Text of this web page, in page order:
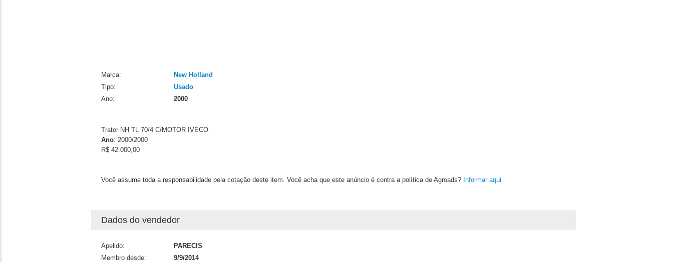
Marca:
New Holland
Tipo:
Usado
Ano:
2000
Trator NH TL 70/4 C/MOTOR IVECO
Ano: 2000/2000
R$ 42.000,00
Você assume toda a responsabilidade pela cotação deste item. Você acha que este anúncio é contra a política de Agroads? Informar aqui
Dados do vendedor
Apelido:
PARECIS
Membro desde:
9/9/2014